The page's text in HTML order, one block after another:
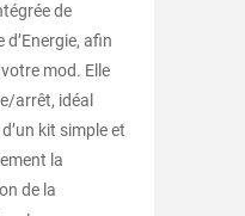
de
afin
mod. Elle
arrêt, idéal
kit simple et
la
de la